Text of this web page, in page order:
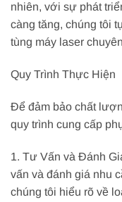
nhiên, với sự phát
càng tăng, chúng tôi
tùng máy laser
Quy Trình Thực Hiện
Để đảm bảo chất
quy trình cung cấp
1. Tư Vấn và Đánh
vấn và đánh giá nhu
chúng tôi hiểu rõ về